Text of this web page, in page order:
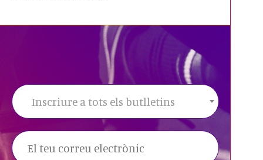
Inscriure a tots els butlletins